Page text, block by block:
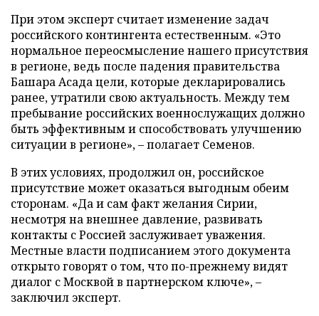
При этом эксперт считает изменение задач
российского контингента естественным. «Это
нормальное переосмысление нашего присутствия
в регионе, ведь после падения правительства
Башара Асада цели, которые декларировались
ранее, утратили свою актуальность. Между тем
пребывание российских военнослужащих должно
быть эффективным и способствовать улучшению
ситуации в регионе», – полагает Семенов.
В этих условиях, продолжил он, российское
присутствие может оказаться выгодным обеим
сторонам. «Да и сам факт желания Сирии,
несмотря на внешнее давление, развивать
контакты с Россией заслуживает уважения.
Местные власти подписанием этого документа
открыто говорят о том, что по-прежнему видят
диалог с Москвой в партнерском ключе», –
заключил эксперт.